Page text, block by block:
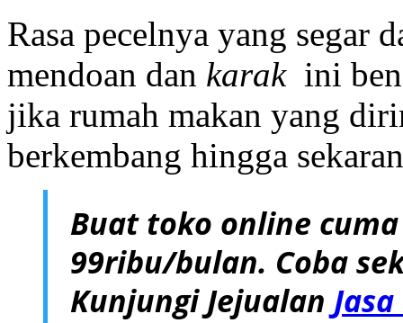
Rasa pecelnya yang segar
mendoan dan karak ini
jika rumah makan yang
berkembang hingga
Buat toko online
99ribu/bulan. Coba
Kunjungi Jejualan